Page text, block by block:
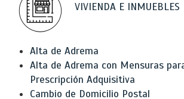
VIVIENDA E INMUEBLES
Alta de Adrema
Alta de Adrema con Mensuras
Prescripción Adquisitiva
Cambio de Domicilio Postal